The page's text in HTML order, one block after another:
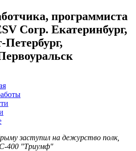
программиста
Corp. Екатеринбург,
заступил на дежурство полк,
400 "Триумф"